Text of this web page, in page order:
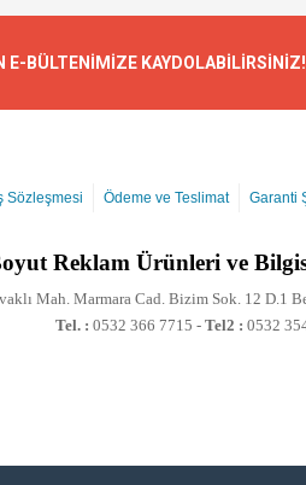
E-BÜLTENİMİZE KAYDOLABİLİRSİNİZ!
Sözleşmesi Ödeme ve Teslimat Garanti
Reklam Ürünleri ve
Mah. Marmara Cad. Bizim Sok. 12 D.1
Tel. : 0532 366 7715 - Tel2 : 0532